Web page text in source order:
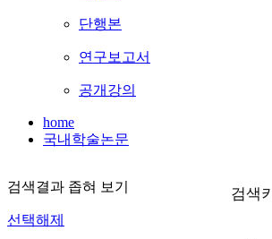
단행본
연구보고서
공개강의
home
국내학술논문
검색결과 좁혀 보기
선택해제
검색